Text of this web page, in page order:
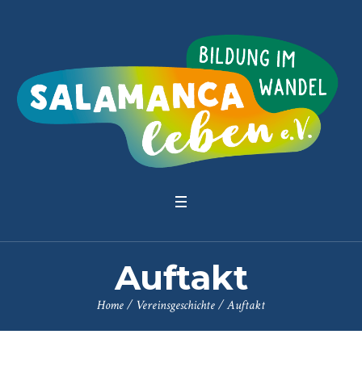
Auftakt
Home/ Vereinsgeschichte/Auftakt